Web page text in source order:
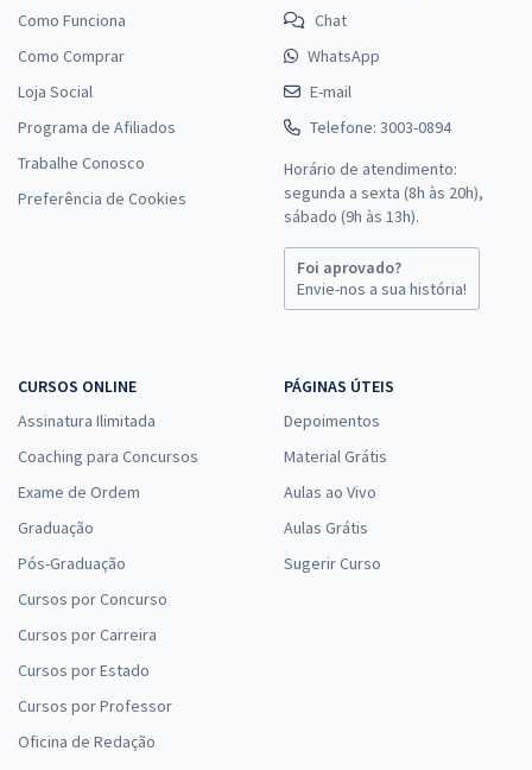
Como Funciona
Como Comprar
Loja Social
Programa de Afiliados
Trabalhe Conosco
Preferência de Cookies
Chat
WhatsApp
E-mail
Telefone: 3003-0894
Horário de atendimento:
segunda a sexta (8h às 20h),
sábado (9h às 13h).
Foi aprovado?
Envie-nos a sua história!
CURSOS ONLINE
Assinatura Ilimitada
Coaching para Concursos
Exame de Ordem
Graduação
Pós-Graduação
Cursos por Concurso
Cursos por Carreira
Cursos por Estado
Cursos por Professor
Oficina de Redação
PÁGINAS ÚTEIS
Depoimentos
Material Grátis
Aulas ao Vivo
Aulas Grátis
Sugerir Curso